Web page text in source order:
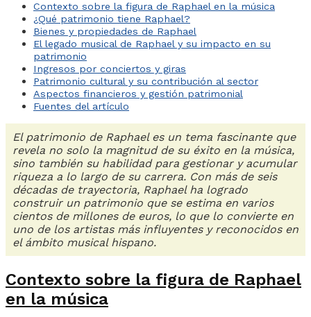
Contexto sobre la figura de Raphael en la música
¿Qué patrimonio tiene Raphael?
Bienes y propiedades de Raphael
El legado musical de Raphael y su impacto en su
patrimonio
Ingresos por conciertos y giras
Patrimonio cultural y su contribución al sector
Aspectos financieros y gestión patrimonial
Fuentes del artículo
El patrimonio de Raphael es un tema fascinante que
revela no solo la magnitud de su éxito en la música,
sino también su habilidad para gestionar y acumular
riqueza a lo largo de su carrera. Con más de seis
décadas de trayectoria, Raphael ha logrado
construir un patrimonio que se estima en varios
cientos de millones de euros, lo que lo convierte en
uno de los artistas más influyentes y reconocidos en
el ámbito musical hispano.
Contexto sobre la figura de Raphael
en la música